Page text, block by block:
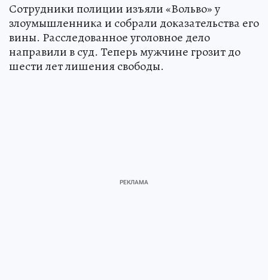
Сотрудники полиции изъяли «Вольво» у
злоумышленника и собрали доказательства его
вины. Расследованное уголовное дело
направили в суд. Теперь мужчине грозит до
шести лет лишения свободы.